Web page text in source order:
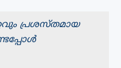
പ്രശസ്‌തമായ